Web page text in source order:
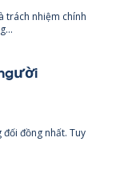
trách nhiệm chính
đồng nhất. Tuy